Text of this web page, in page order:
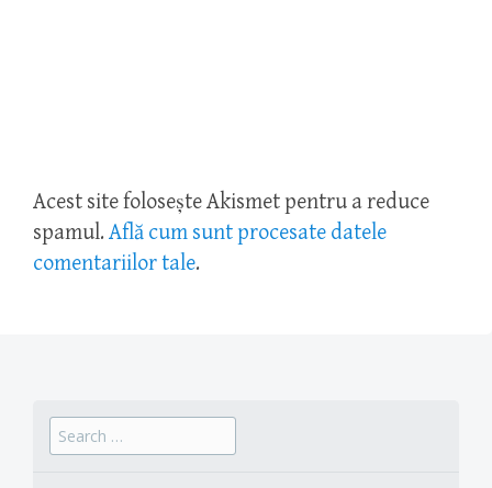
Acest site folosește Akismet pentru a reduce
spamul. Află cum sunt procesate datele
comentariilor tale.
Search
for: